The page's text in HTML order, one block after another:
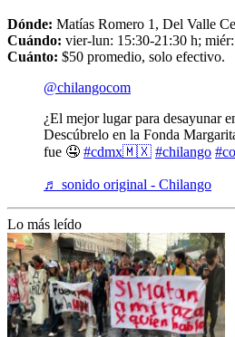
Dónde: Matías Romero 1, Del Valle
Cuándo: vier-lun: 15:30-21:30 h;
Cuánto: $50 promedio, solo efectivo.
@chilangocom
¿El mejor lugar para desayunar
Descúbrelo en la Fonda
fue 🤤 #cdmx🇲🇽 #chilango
♬ sonido original - Chilango
Lo más leído